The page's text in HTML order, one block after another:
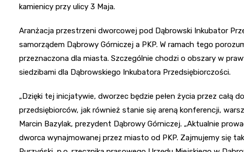
kamienicy przy ulicy 3 Maja.
Aranżacja przestrzeni dworcowej pod Dąbrowski Inkubator
samorządem Dąbrowy Górniczej a PKP. W ramach tego
przeznaczona dla miasta. Szczególnie chodzi o obszary w
siedzibami dla Dąbrowskiego Inkubatora Przedsiębiorczości.
„Dzięki tej inicjatywie, dworzec będzie pełen życia przez całą
przedsiębiorców, jak również stanie się areną konferencji,
Marcin Bazylak, prezydent Dąbrowy Górniczej. „Aktualnie
dworca wynajmowanej przez miasto od PKP. Zajmujemy się